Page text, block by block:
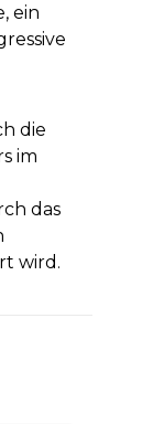
ein
die
im
das
wird.